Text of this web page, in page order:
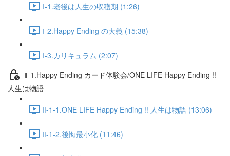
Ⅰ-1.老後は人生の収穫期 (1:26)
Ⅰ-2.Happy Ending の大義 (15:38)
Ⅰ-3.カリキュラム (2:07)
Ⅱ-1.Happy Ending カード体験会/ONE LIFE Happy Ending !!
人生は物語
Ⅱ-1-1.ONE LIFE Happy Ending !! 人生は物語 (13:06)
Ⅱ-1-2.後悔最小化 (11:46)